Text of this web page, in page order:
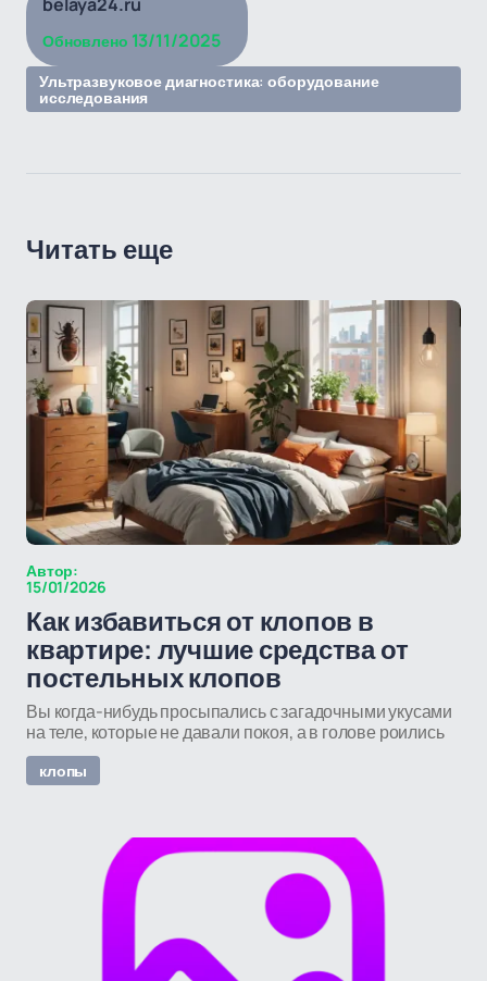
Обновлено 13/11/2025
Ультразвуковое диагностика: оборудование
исследования
Читать еще
Автор:
15/01/2026
Как избавиться от клопов в
квартире: лучшие средства от
постельных клопов
Вы когда-нибудь просыпались с загадочными укусами
на теле, которые не давали покоя, а в голове роились
клопы